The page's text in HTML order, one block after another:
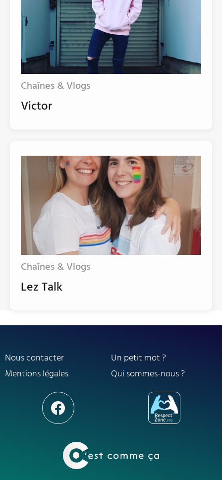
Chaînes & Vlogs
Victor
Chaînes & Vlogs
Lez Talk
Nous contacter
Un petit mot ?
Mentions légales
Qui sommes-nous ?